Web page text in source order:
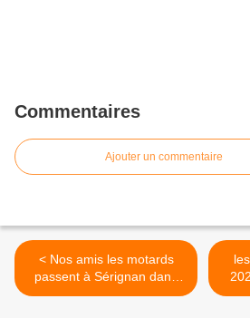
Commentaires
Ajouter un commentaire
< Nos amis les motards
passent à Sérignan dans
l’Hérault pour le 26e